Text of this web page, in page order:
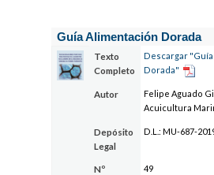
Guía Alimentación Dorada
Texto
Completo
Descargar
Dorada"
Autor
Felipe Aguado
Acuicultura
Depósito
Legal
D.L.: MU-687-
Nº
49